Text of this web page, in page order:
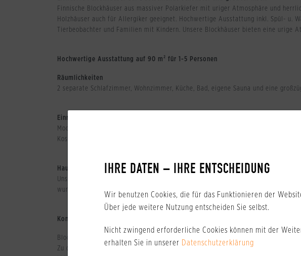
Finnische Blockhäuser aus massiver Polarkiefer mit uriger Atmosphäre und
Holzhäuser auch für Allergiker geeignet. Hochwertige Ausstattung inkl. Spül- u.
Tierbeobachter und Familien mit Kindern. Unsere Blockhäuser bieten eine urige
Hochwertige Ausstattung auf 90 m² für 1-5 Personen
Räumlichkeiten
2 separate Schlafzimmer, Wohnzimmer, Küche, Bad, eigene Sauna und eine
Einrichtung
Moderne Einbauküche mit Mikrowellenherd, Geschirrspüler, Smart-TV, WLAN,
Kostenlose Kleinkindausstattung Kinderreisebett, Wickelunterlage, Hochstuhl,
Haustiere
Unsere Häuser liegen direkt am Wald und sind ideal für Hundebesitzer, um kurz
wunderschönen breiten Sandstrand - bis nach Binz laufen. Zurzeit gibt es hier
Kontakt:
Blockhausferien Rügen
Zu den Hünengräbern 14 - 20a
IHRE DATEN – IHRE ENTSCHEIDUNG
Wir benutzen Cookies, die für das Funktionieren der
Über jede weitere Nutzung entscheiden Sie selbst.
Nicht zwingend erforderliche Cookies können mit der
erhalten Sie in unserer Datenschutzerklärung